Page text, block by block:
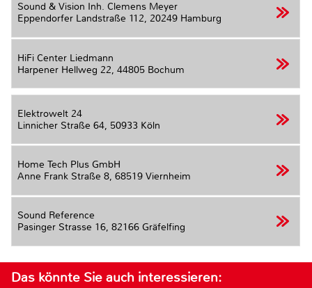
Sound & Vision Inh. Clemens Meyer
Eppendorfer Landstraße 112, 20249 Hamburg
HiFi Center Liedmann
Harpener Hellweg 22, 44805 Bochum
Elektrowelt 24
Linnicher Straße 64, 50933 Köln
Home Tech Plus GmbH
Anne Frank Straße 8, 68519 Viernheim
Sound Reference
Pasinger Strasse 16, 82166 Gräfelfing
Das könnte Sie auch interessieren: